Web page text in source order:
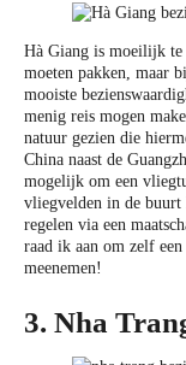
Hà Giang is moeilijk te
moeten pakken, maar
mooiste
menig reis mogen
natuur gezien die
China naast de
mogelijk om een
vliegvelden in de buurt
regelen via een
raad ik aan om zelf
meenemen!
3. Nha